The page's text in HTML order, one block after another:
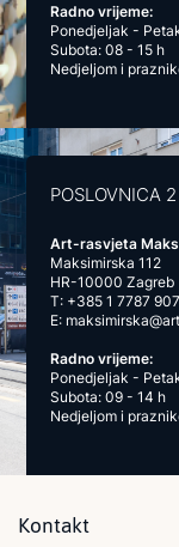
Radno vrijeme:
Ponedjeljak -
Subota: 08 - 15 h
Nedjeljom i
POSLOVNICA 2
Art-rasvjeta
Maksimirska 112
HR-10000 Zagreb
T: +385 1 7787 907
E:
Radno vrijeme:
Ponedjeljak -
Subota: 09 - 14 h
Nedjeljom i
Kontakt